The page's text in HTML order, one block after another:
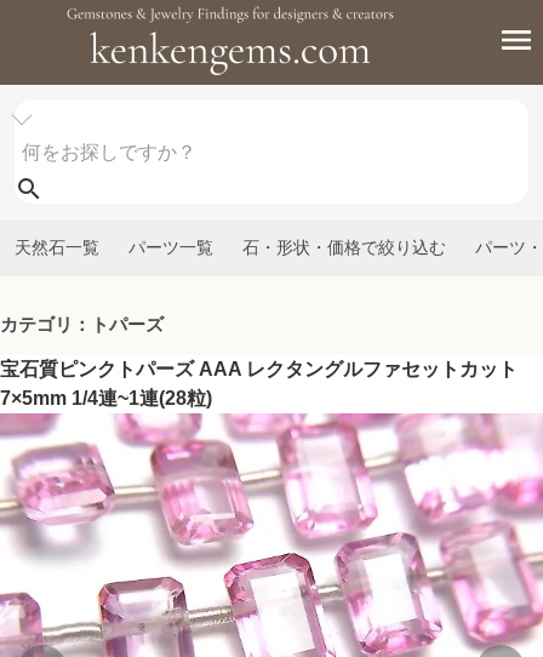
天然石一覧 パーツ一覧 石・形状・価格で絞り込む パーツ
カテゴリ：トパーズ
宝石質ピンクトパーズ AAA レクタングルファセットカット
7×5mm 1/4連~1連(28粒)